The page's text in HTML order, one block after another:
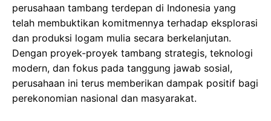
perusahaan tambang terdepan di Indonesia yang
telah membuktikan komitmennya terhadap eksplorasi
dan produksi logam mulia secara berkelanjutan.
Dengan proyek-proyek tambang strategis, teknologi
modern, dan fokus pada tanggung jawab sosial,
perusahaan ini terus memberikan dampak positif bagi
perekonomian nasional dan masyarakat.